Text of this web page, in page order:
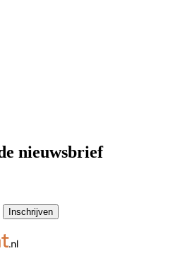
nieuwsbrief
Inschrijven